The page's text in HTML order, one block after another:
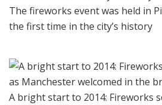
The fireworks event was held in
the first time in the city’s history
A bright start to 2014: Fireworks